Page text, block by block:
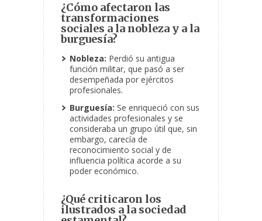
¿Cómo afectaron las
transformaciones
sociales a la nobleza y a la
burguesía?
Nobleza: Perdió su antigua
función militar, que pasó a ser
desempeñada por ejércitos
profesionales.
Burguesía: Se enriqueció con sus
actividades profesionales y se
consideraba un grupo útil que, sin
embargo, carecía de
reconocimiento social y de
influencia política acorde a su
poder económico.
¿Qué criticaron los
ilustrados a la sociedad